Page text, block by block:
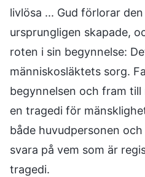
livlösa ... Gud förlorar
ursprungligen skapade,
roten i sin begynnelse:
människosläktets sorg.
begynnelsen och fram till
en tragedi för
både huvudpersonen
svara på vem som är
tragedi.